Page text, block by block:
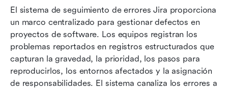
El sistema de seguimiento de errores Jira proporciona
un marco centralizado para gestionar defectos en
proyectos de software. Los equipos registran los
problemas reportados en registros estructurados que
capturan la gravedad, la prioridad, los pasos para
reproducirlos, los entornos afectados y la asignación
de responsabilidades. El sistema canaliza los errores a